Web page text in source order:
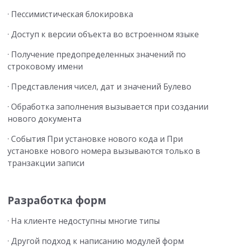
· Пессимистическая блокировка
· Доступ к версии объекта во встроенном языке
· Получение предопределенных значений по
строковому имени
· Представления чисел, дат и значений Булево
· Обработка заполнения вызывается при создании
нового документа
· События При установке нового кода и При
установке нового номера вызываются только в
транзакции записи
Разработка форм
· На клиенте недоступны многие типы
· Другой подход к написанию модулей форм